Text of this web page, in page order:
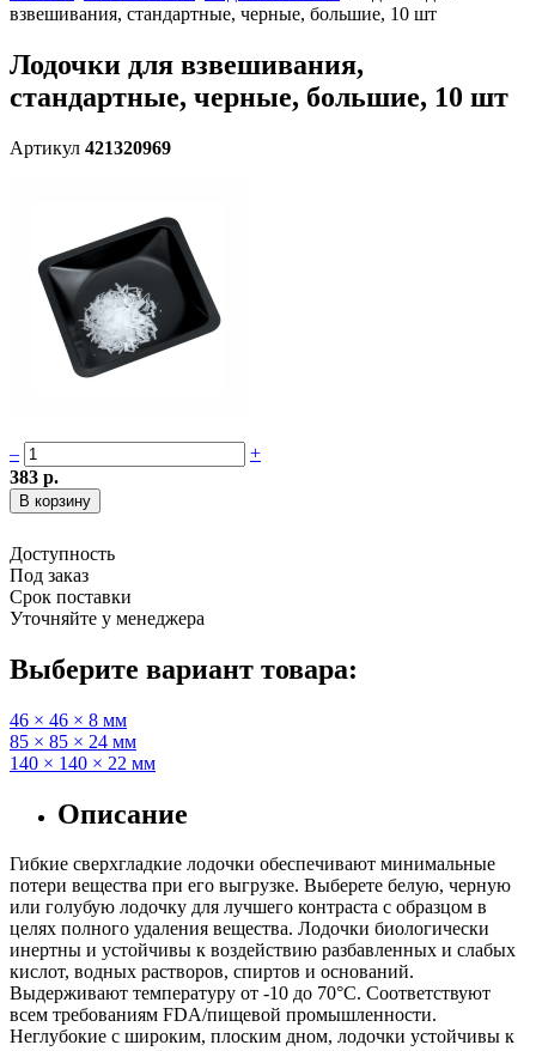
взвешивания, стандартные, черные, большие, 10 шт
Лодочки для взвешивания,
стандартные, черные, большие, 10 шт
Артикул 421320969
–
+
383 р.
Доступность
Под заказ
Срок поставки
Уточняйте у менеджера
Выберите вариант товара:
46 × 46 × 8 мм
85 × 85 × 24 мм
140 × 140 × 22 мм
Описание
Гибкие сверхгладкие лодочки обеспечивают минимальные
потери вещества при его выгрузке. Выберете белую, черную
или голубую лодочку для лучшего контраста с образцом в
целях полного удаления вещества. Лодочки биологически
инертны и устойчивы к воздействию разбавленных и слабых
кислот, водных растворов, спиртов и оснований.
Выдерживают температуру от -10 до 70°C. Соответствуют
всем требованиям FDA/пищевой промышленности.
Неглубокие с широким, плоским дном, лодочки устойчивы к